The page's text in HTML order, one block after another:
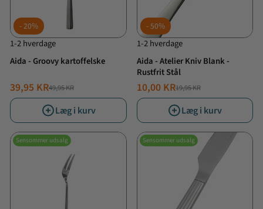
20%
1-2 hverdage
Aida - Groovy kartoffelske
NORMALPRIS
49,95 KR
TILBUDSPRIS
39,95 KR
Læg i kurv
50%
1-2 hverdage
Aida - Atelier Kniv Blank -
Rustfrit Stål
NORMALPRIS
19,95 KR
TILBUDSPRIS
10,00 KR
Læg i kurv
Sensommer udsalg Sensommer udsalg